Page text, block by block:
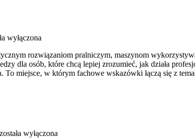
wyłączona
rozwiązaniom pralniczym, maszynom
dla osób, które chcą lepiej zrozumieć, jak działa
miejsce, w którym fachowe wskazówki łączą się z
została wyłączona